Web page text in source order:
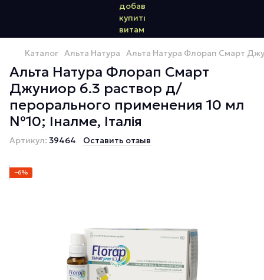
Каталог Альта Натура Альта Натура Флорап Смарт
Альта Натура Флорап Смарт
Джуниор 6.3 раствор д/
перорального применения 10 мл
№10; Іналме, Італія
Артикул: 39464 Оставить отзыв
−6%